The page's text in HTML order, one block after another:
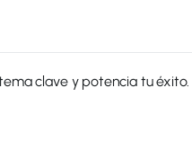
clave y potencia tu